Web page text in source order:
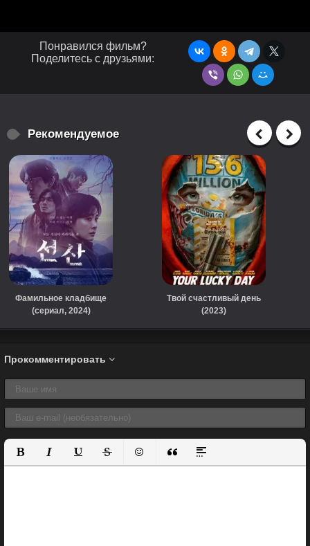
Понравился фильм?
Поделитесь с друзьями:
Рекомендуемое
Фамильное кладбище
(сериал, 2024)
Твой счастливый день
(2023)
Прокомментировать
Полужирный
КурсивПодчеркнутый
ЗачеркнутыйВставить смайлик
Вставка цитаты
Вставка спойлера